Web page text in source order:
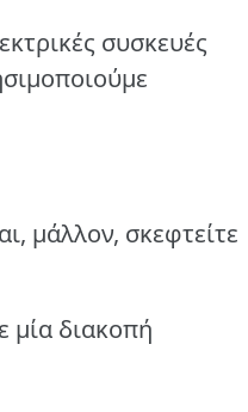
συσκευές
μάλλον, σκεφτείτε
μία διακοπή